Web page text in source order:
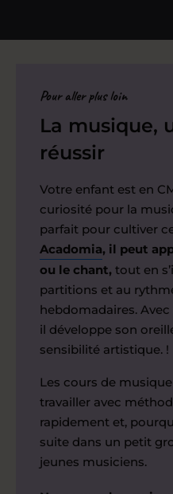
Pour aller plus loin
La musique,
réussir
Votre enfant est en
curiosité pour la
parfait pour cultiver
Acadomia, il peut
ou le chant, tout en
partitions et au
hebdomadaires.
il développe son
sensibilité artistique. !
Les cours de
travailler avec
rapidement et,
suite dans un petit
jeunes musiciens.